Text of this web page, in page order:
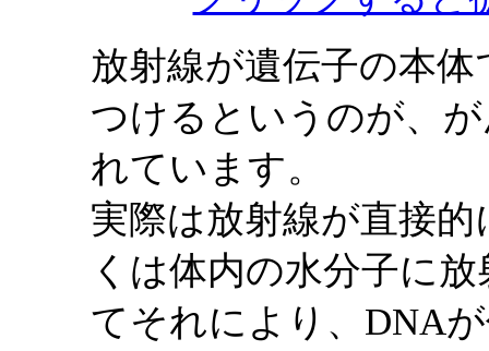
放射線が遺伝子の本
つけるというのが、
れています。
実際は放射線が直接
くは体内の水分子に
てそれにより、DNA